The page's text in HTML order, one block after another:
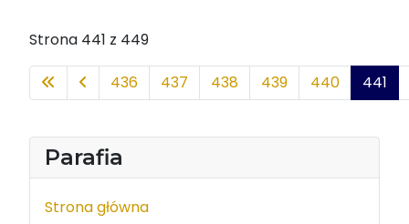
Parafia
Strona główna
Strona 441 z 449
436 437 438 439 440 441